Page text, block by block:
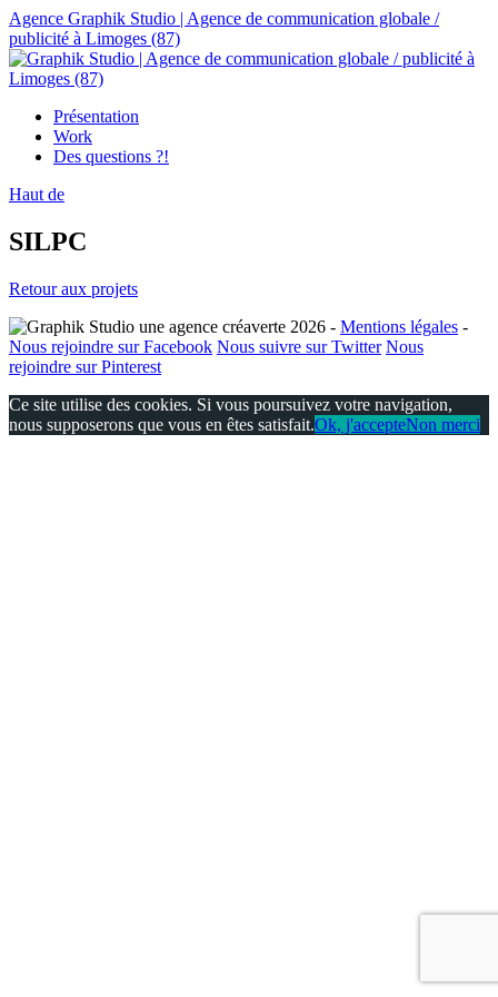
Agence Graphik Studio | Agence de communication globale /
publicité à Limoges (87)
Présentation
Work
Des questions ?!
Haut de
SILPC
Retour aux projets
2026 - Mentions légales -
Nous rejoindre sur Facebook Nous suivre sur Twitter Nous
rejoindre sur Pinterest
Ce site utilise des cookies. Si vous poursuivez votre navigation,
nous supposerons que vous en êtes satisfait.Ok, j'accepteNon merci